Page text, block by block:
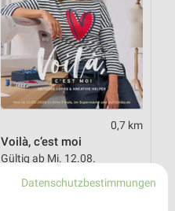
0,7 km
Voilà, c’est moi
Gültig ab Mi. 12.08.
Datenschutzbestimmungen